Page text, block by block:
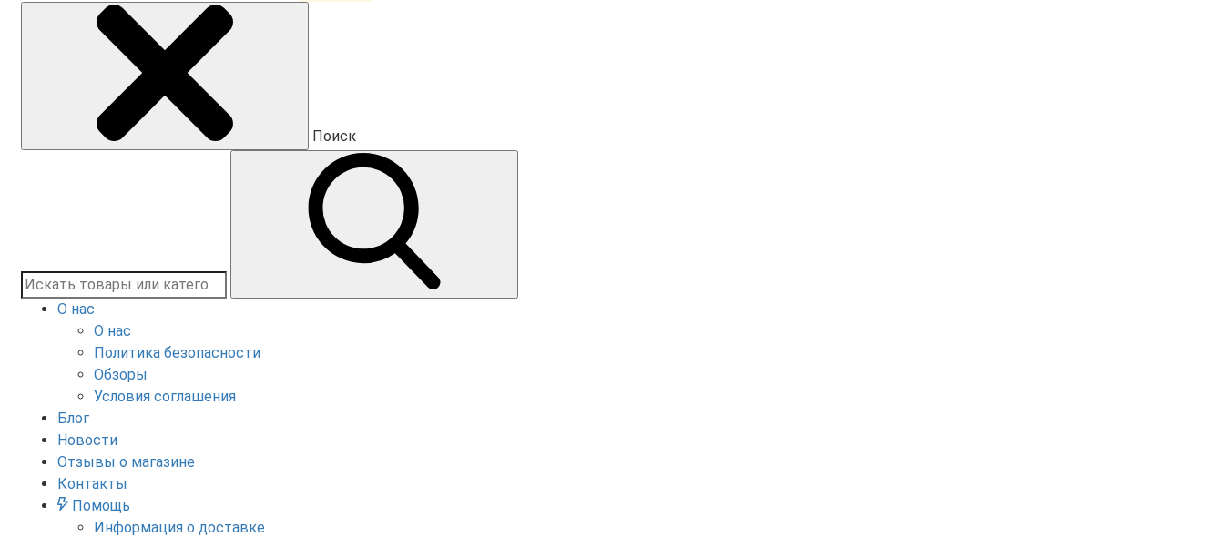
Поиск
О нас
О нас
Политика безопасности
Обзоры
Условия соглашения
Блог
Новости
Отзывы о магазине
Контакты
Помощь
Информация о доставке